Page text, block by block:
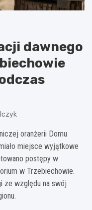
dawnego
oranżerii Domu
miejsce wyjątkowe
postępy w
w Trzebiechowie.
ze względu na swój